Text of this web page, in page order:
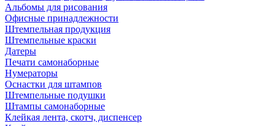
Альбомы для рисования
Офисные принадлежности
Штемпельная продукция
Штемпельные краски
Датеры
Печати самонаборные
Нумераторы
Оснастки для штампов
Штемпельные подушки
Штампы самонаборные
Клейкая лента, скотч, диспенсер